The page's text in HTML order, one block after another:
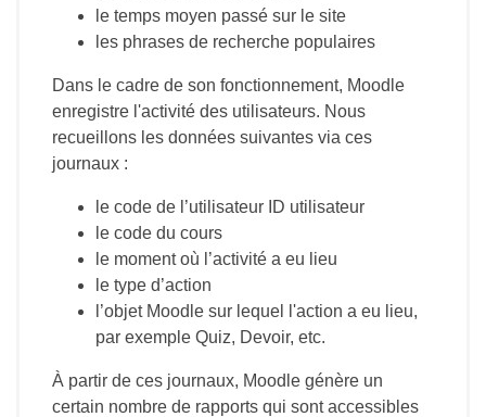
le temps moyen passé sur le site
les phrases de recherche populaires
Dans le cadre de son fonctionnement, Moodle
enregistre l'activité des utilisateurs. Nous
recueillons les données suivantes via ces
journaux :
le code de l’utilisateur ID utilisateur
le code du cours
le moment où l’activité a eu lieu
le type d’action
l’objet Moodle sur lequel l'action a eu lieu,
par exemple Quiz, Devoir, etc.
À partir de ces journaux, Moodle génère un
certain nombre de rapports qui sont accessibles